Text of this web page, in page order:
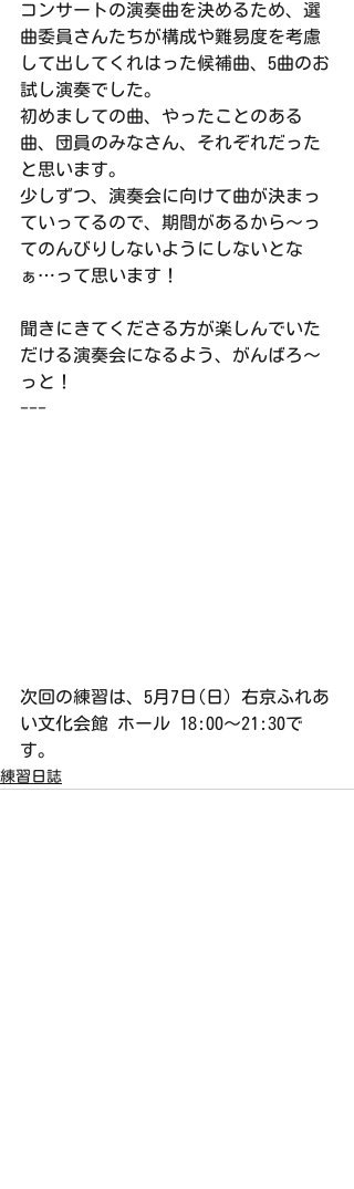
コンサートの演奏曲を決めるため、選
曲委員さんたちが構成や難易度を考慮
して出してくれはった候補曲、5曲のお
試し演奏でした。
初めましての曲、やったことのある
曲、団員のみなさん、それぞれだった
と思います。
少しずつ、演奏会に向けて曲が決まっ
ていってるので、期間があるから～っ
てのんびりしないようにしないとな
ぁ…って思います！
聞きにきてくださる方が楽しんでいた
だける演奏会になるよう、がんばろ～
っと！
---
次回の練習は、5月7日(日) 右京ふれあ
い文化会館 ホール 18:00〜21:30で
す。
練習日誌